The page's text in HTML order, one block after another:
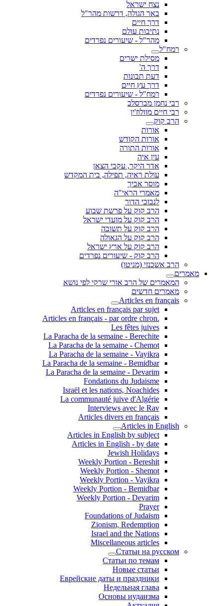
נצח ישראל
באר הגולה, דרשות מהר"ל
דרך חיים
נתיבות עולם
מהר"ל - שיעורים נפרדים
רמח"ל
מסילת ישרים
דרך ה'
דעת תבונות
דרך עץ חיים
רמח"ל - שיעורים נפרדים
רבי נחמן מברסלב
רבי חיים מוולוז'ין
הרב קוק
אורות
אורות הקודש
אורות התורה
עין איה
אדר היקר, עקבי הצאן
עולת ראיה, תפילה, בית המקדש
מוסר אביך
מאמרי הראי"ה
לנבוכי הדור
הרב קוק על פרשת שבוע
הרב קוק על מועדי ישראל
הרב קוק על תשובה
הרב קוק על הגאולה
הרב קוק על ארץ ישראל
הרב קוק - שיעורים נפרדים
הרב אשכנזי (מניטו)
מאמרים
המאמרים של הרב אורי שרקי לפי נושא
מאמרים חדשים
Articles en français
Articles en français par sujet
.Articles en français - par ordre chron
Les fêtes juives
La Paracha de la semaine - Berechite
La Paracha de la semaine - Chemot
La Paracha de la semaine - Vayikra
La Paracha de la semaine - Bemidbar
La Paracha de la semaine - Devarim
Fondations du Judaisme
Israël et les nations, Noachides
La communauté juive d'Algérie
Interviews avec le Rav
Articles divers en français
Articles in English
Articles in English by subject
Articles in English - by date
Jewish Holidays
Weekly Portion - Bereshit
Weekly Portion - Shemot
Weekly Portion - Vayikra
Weekly Portion - Bemidbar
Weekly Portion - Devarim
Prayer
Foundations of Judaism
Zionism, Redemption
Israel and the Nations
Miscellaneous articles
Статьи на русском
Статьи по темам
Новые статьи
Еврейские даты и праздники
Недельная глава
Основы иудаизма